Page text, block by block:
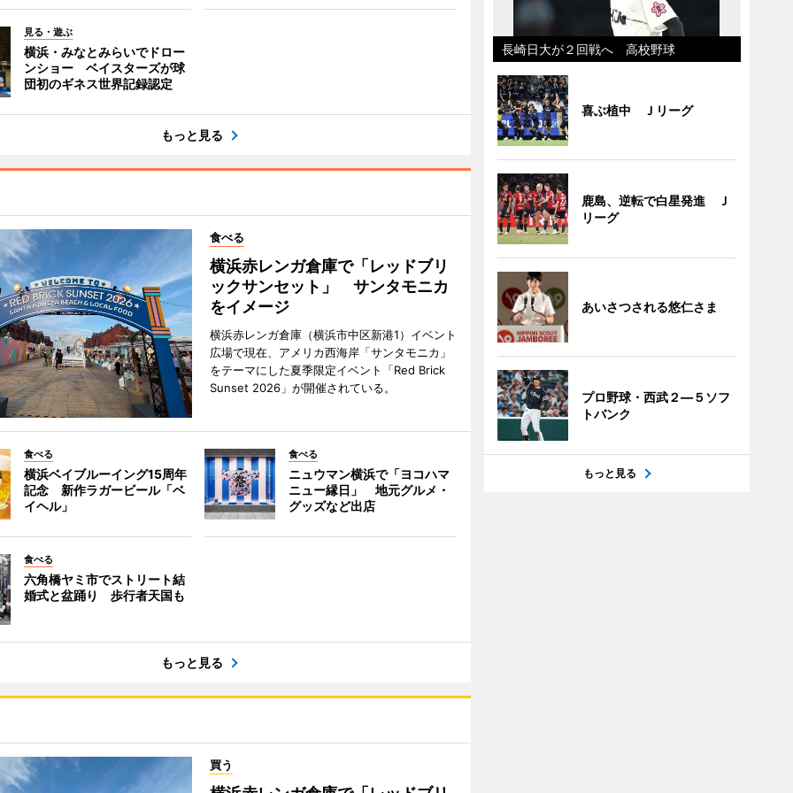
見る・遊ぶ
横浜・みなとみらいでドロー
ンショー ベイスターズが球
団初のギネス世界記録認定
もっと見る
食べる
横浜赤レンガ倉庫で「レッドブリ
ックサンセット」 サンタモニカ
をイメージ
横浜赤レンガ倉庫（横浜市中区新港1）イベント
広場で現在、アメリカ西海岸「サンタモニカ」
をテーマにした夏季限定イベント「Red Brick
Sunset 2026」が開催されている。
食べる
横浜ベイブルーイング15周年
記念 新作ラガービール「ベ
イヘル」
食べる
ニュウマン横浜で「ヨコハマ
ニュー縁日」 地元グルメ・
グッズなど出店
食べる
六角橋ヤミ市でストリート結
婚式と盆踊り 歩行者天国も
もっと見る
買う
長崎日大が２回戦へ 高校野球
喜ぶ植中 Ｊリーグ
鹿島、逆転で白星発進 Ｊ
リーグ
あいさつされる悠仁さま
プロ野球・西武２―５ソフ
トバンク
もっと見る